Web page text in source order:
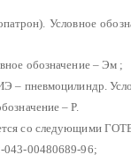
Условное
обозначение – Эм ;
– пневмоцилиндр.
– Р.
со следующими
043-00480689-96;